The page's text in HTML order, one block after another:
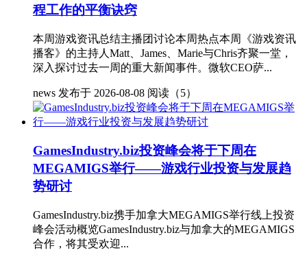
程工作的平衡诀窍
本周游戏资讯总结主播团讨论本周热点本周《游戏资讯
播客》的主持人Matt、James、Marie与Chris齐聚一堂，
深入探讨过去一周的重大新闻事件。微软CEO萨...
news 发布于 2026-08-08 阅读（5）
GamesIndustry.biz投资峰会将于下周在
MEGAMIGS举行——游戏行业投资与发展趋
势研讨
GamesIndustry.biz携手加拿大MEGAMIGS举行线上投资
峰会活动概览GamesIndustry.biz与加拿大的MEGAMIGS
合作，将其受欢迎...